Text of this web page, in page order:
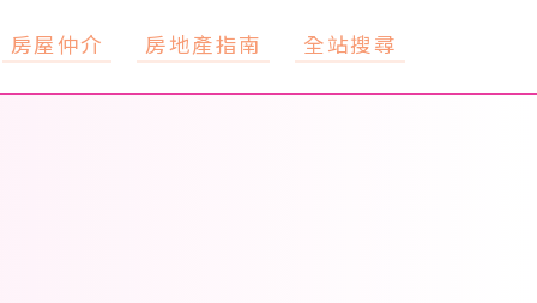
房屋仲介 房地產指南 全站搜尋